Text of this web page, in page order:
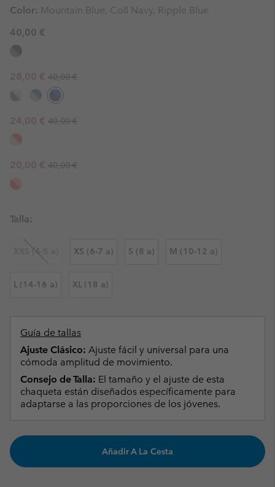
Color: Mountain Blue, Coll Navy, Ripple Blue
40,00 €
Sale price:
28,00 € Regular price:
40,00 €
Sale price:
24,00 € Regular price:
40,00 €
Sale price:
20,00 € Regular price:
40,00 €
Talla:
XXS (4-5 a) XS (6-7 a) S (8 a) M (10-12 a)
L (14-16 a) XL (18 a)
Guía de tallas
Ajuste Clásico: Ajuste fácil y universal para una
cómoda amplitud de movimiento.
Consejo de Talla: El tamaño y el ajuste de esta
chaqueta están diseñados específicamente para
adaptarse a las proporciones de los jóvenes.
Añadir A La Cesta